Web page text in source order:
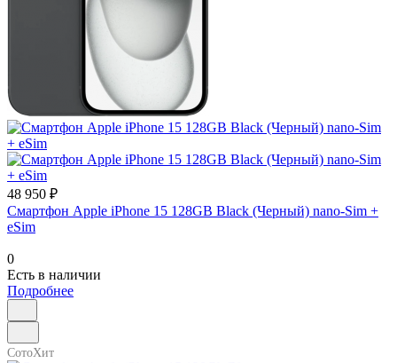
48 950 ₽
Смартфон Apple iPhone 15 128GB Black (Черный) nano-Sim +
eSim
0
Есть в наличии
Подробнее
СотоХит